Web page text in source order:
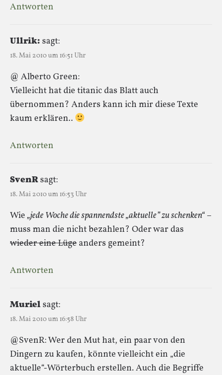
Antworten
Ullrik: sagt:
18. Mai 2010 um 16:51 Uhr
@ Alberto Green:
Vielleicht hat die titanic das Blatt auch
übernommen? Anders kann ich mir diese Texte
kaum erklären..
Antworten
SvenRsagt:
18. Mai 2010 um 16:53 Uhr
Wie „jede Woche die spannendste „aktuelle” zu schenken“ –
muss man die nicht bezahlen? Oder war das
wieder eine Lüge anders gemeint?
Antworten
Murielsagt:
18. Mai 2010 um 16:58 Uhr
@SvenR: Wer den Mut hat, ein paar von den
Dingern zu kaufen, könnte vielleicht ein „die
aktuelle“-Wörterbuch erstellen. Auch die Begriffe